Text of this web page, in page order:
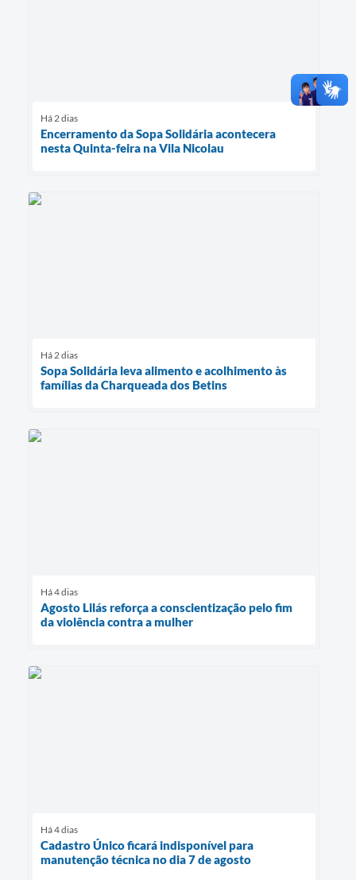
Há 2 dias
Encerramento da Sopa Solidária acontecera
nesta Quinta-feira na Vila Nicolau
Há 2 dias
Sopa Solidária leva alimento e acolhimento às
famílias da Charqueada dos Betins
Há 4 dias
Agosto Lilás reforça a conscientização pelo fim
da violência contra a mulher
Há 4 dias
Cadastro Único ficará indisponível para
manutenção técnica no dia 7 de agosto